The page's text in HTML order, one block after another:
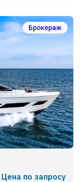
Брокераж
Цена по запросу